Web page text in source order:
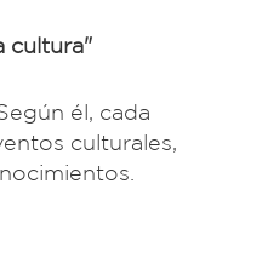
cultura"
Según él, cada
culturales,